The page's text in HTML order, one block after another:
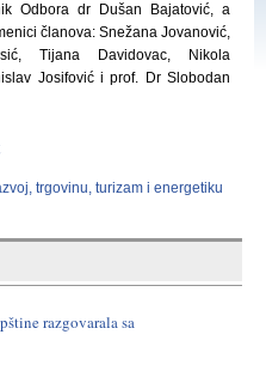
Odbora dr Dušan Bajatović, a
članova: Snežana Jovanović,
Tijana Davidovac, Nikola
Josifović i prof. Dr Slobodan
trgovinu, turizam i energetiku
razgovarala sa